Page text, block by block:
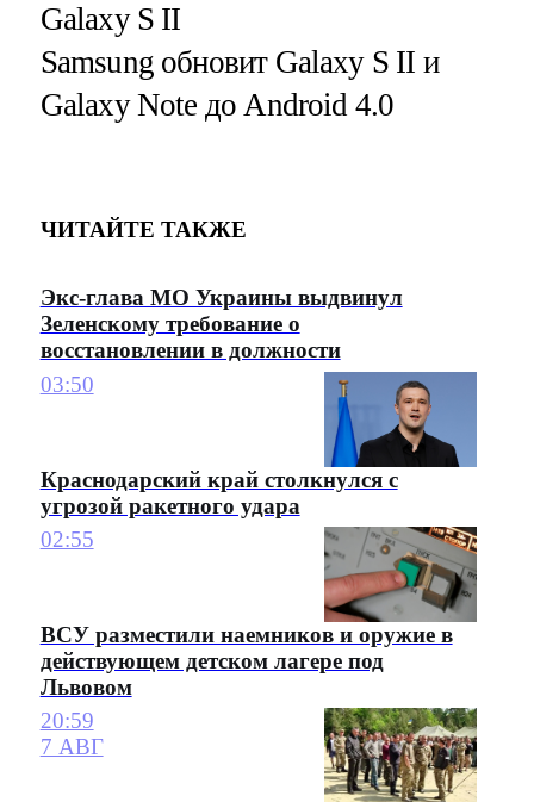
Galaxy S II
Samsung обновит Galaxy S II и
Galaxy Note до Android 4.0
ЧИТАЙТЕ ТАКЖЕ
Экс-глава МО Украины выдвинул
Зеленскому требование о
восстановлении в должности
03:50
Краснодарский край столкнулся с
угрозой ракетного удара
02:55
ВСУ разместили наемников и оружие в
действующем детском лагере под
Львовом
20:59
7 АВГ